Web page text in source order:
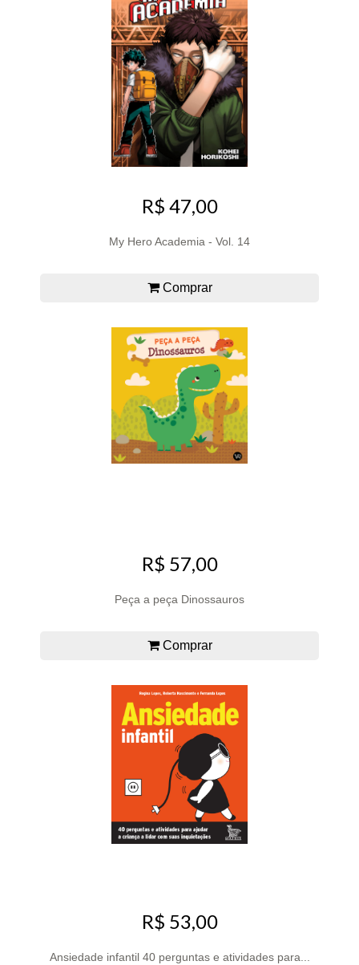
R$ 47,00
My Hero Academia - Vol. 14
Comprar
R$ 57,00
Peça a peça Dinossauros
Comprar
R$ 53,00
Ansiedade infantil 40 perguntas e atividades para...